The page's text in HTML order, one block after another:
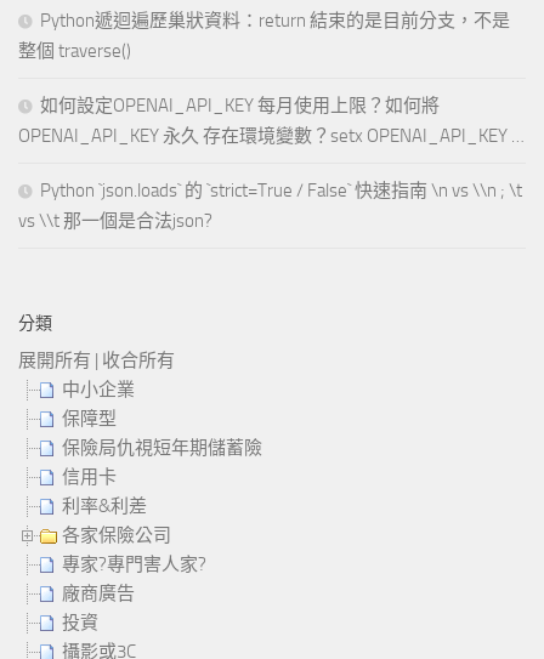
Python遞迴遍歷巢狀資料：return 結束的是目前分支，不是
整個 traverse()
如何設定OPENAI_API_KEY 每月使用上限？如何將
OPENAI_API_KEY 永久 存在環境變數？setx OPENAI_API_KEY …
Python `json.loads` 的 `strict=True / False` 快速指南 \n vs \\n ; \t
vs \\t 那一個是合法json?
分類
展開所有 | 收合所有
中小企業
保障型
保險局仇視短年期儲蓄險
信用卡
利率&利差
各家保險公司
專家?專門害人家?
廠商廣告
投資
攝影或3C